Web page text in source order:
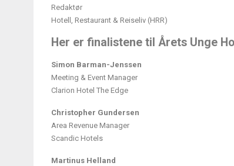
Redaktør
Hotell, Restaurant & Reiseliv (HRR)
Her er finalistene til Årets Unge
Simon Barman-Jenssen
Meeting & Event Manager
Clarion Hotel The Edge
Christopher Gundersen
Area Revenue Manager
Scandic Hotels
Martinus Helland